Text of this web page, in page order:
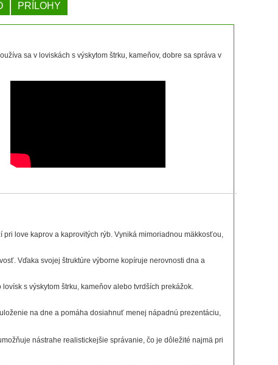
PRÍLOHY
sa v loviskách s výskytom štrku, kameňov, dobre sa správa v
love kaprov a kaprovitých rýb. Vyniká mimoriadnou mäkkosťou,
Vďaka svojej štruktúre výborne kopíruje nerovnosti dna a
s výskytom štrku, kameňov alebo tvrdších prekážok.
na dne a pomáha dosiahnuť menej nápadnú prezentáciu,
nástrahe realistickejšie správanie, čo je dôležité najmä pri